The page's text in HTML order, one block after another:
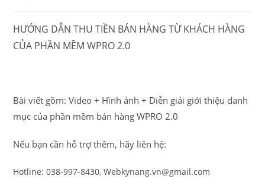
HƯỚNG DẪN THU TIỀN BÁN HÀNG TỪ KHÁCH HÀNG
CỦA PHẦN MỀM WPRO 2.0
Bài viết gồm: Video + Hình ảnh + Diễn giải giới thiệu danh
mục của phần mềm bán hàng WPRO 2.0
Nếu bạn cần hỗ trợ thêm, hãy liên hệ:
Hotline: 038-997-8430, Webkynang.vn@gmail.com